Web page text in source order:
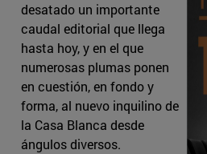
desatado un importante
caudal editorial que llega
hasta hoy, y en el que
numerosas plumas ponen
en cuestión, en fondo y
forma, al nuevo inquilino de
la Casa Blanca desde
ángulos diversos.